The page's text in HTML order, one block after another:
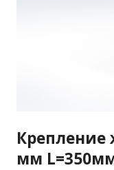
Крепление
мм